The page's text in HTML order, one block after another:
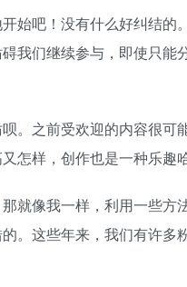
始吧！没有什么好纠结的
我们继续参与，即使只能
。之前受欢迎的内容很可
怎样，创作也是一种乐趣哈
就像我一样，利用一些方
。这些年来，我们有许